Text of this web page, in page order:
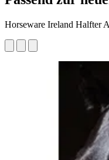
Horseware Ireland Halfter